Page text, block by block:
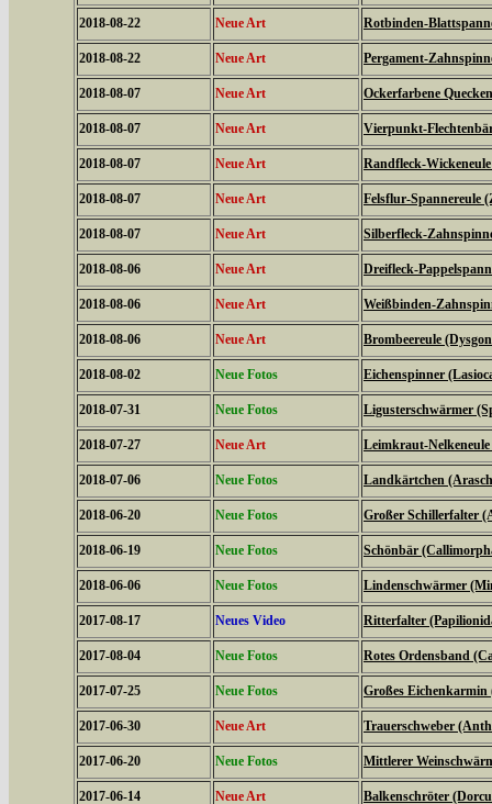
2018-08-22 Neue Art Rotbinden-
2018-08-22 Neue Art Pergament-
2018-08-07 Neue Art Ockerfarbene
2018-08-07 Neue Art Vierpunkt-
2018-08-07 Neue Art Randfleck-
2018-08-07 Neue Art Felsflur-Spannereule
2018-08-07 Neue Art Silberfleck-
2018-08-06 Neue Art Dreifleck-
2018-08-06 Neue Art Weißbinden-
2018-08-06 Neue Art Brombeereule
2018-08-02 Neue Fotos Eichenspinner
2018-07-31 Neue Fotos Ligusterschwärmer
2018-07-27 Neue Art Leimkraut-
2018-07-06 Neue Fotos Landkärtchen
2018-06-20 Neue Fotos Großer Schillerfalter
2018-06-19 Neue Fotos Schönbär
2018-06-06 Neue Fotos Lindenschwärmer
2017-08-17 Neues Video Ritterfalter
2017-08-04 Neue Fotos Rotes Ordensband
2017-07-25 Neue Fotos Großes Eichenkarmin
2017-06-30 Neue Art Trauerschweber
2017-06-20 Neue Fotos Mittlerer
2017-06-14 Neue Art Balkenschröter